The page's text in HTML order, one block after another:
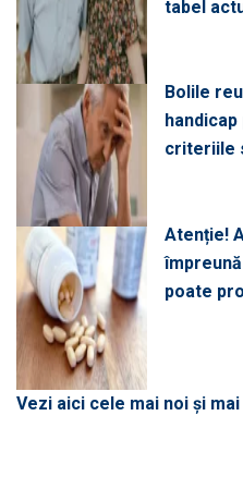
tabel
Bolile
criteriile
Atenție!
poate
Vezi aici cele mai noi și